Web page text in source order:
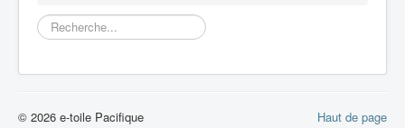
Rechercher
Haut de page
© 2026 e-toile Pacifique